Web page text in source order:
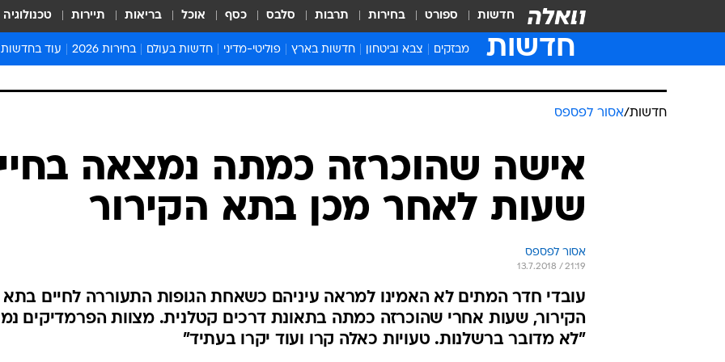
חדשות ספורט בחירות תרבות סלבס כסף אוכל בריאות תיירות טכנולוגיה
חדשות מבזקים צבא וביטחון חדשות בארץ
בריאות
חברה ורווחה
פוליטי-מדיני חדשות בעולם
אפריקה
בחירות 2026 עוד בחדשות
מדע וסביבה
לוח שנה
חדשות יהדות
חדשות/אסור לפספס
אישה שהוכרזה כמתה נמצאה
שעות לאחר מכן בתא הקירור
אסור לפספס
13.7.2018 / 21:19
עובדי חדר המתים לא האמינו למראה עיניהם כשאחת הגופות התעוררה לחיים בתא
הקירור, שעות אחרי שהוכרזה כמתה בתאונת דרכים קטלנית. מצוות הפרמדיקים
"לא מדובר ברשלנות. טעויות כאלה קרו ועוד יקרו בעתיד"